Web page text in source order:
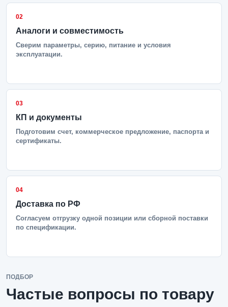
02
Аналоги и совместимость
Сверим параметры, серию, питание и условия
эксплуатации.
03
КП и документы
Подготовим счет, коммерческое предложение, паспорта и
сертификаты.
04
Доставка по РФ
Согласуем отгрузку одной позиции или сборной поставки
по спецификации.
ПОДБОР
Частые вопросы по товару